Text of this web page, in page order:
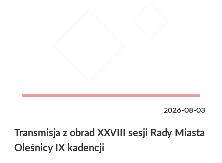
2026-08-03
Transmisja z obrad XXVIII sesji Rady Miasta
Oleśnicy IX kadencji